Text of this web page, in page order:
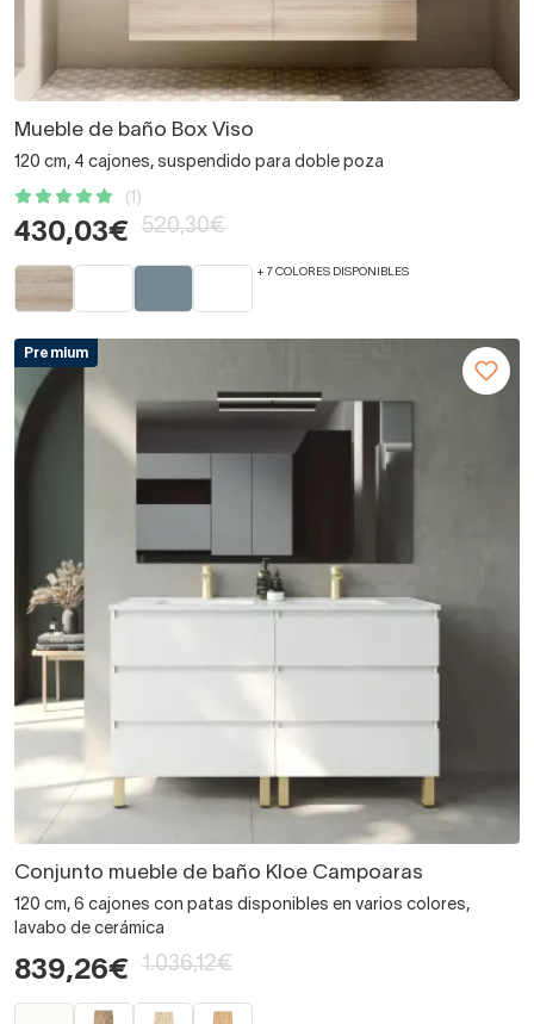
Mueble de baño Box Viso
120 cm, 4 cajones, suspendido para doble poza
(1)
430,03€ 520,30€
+ 7 COLORES DISPONIBLES
Premium
Conjunto mueble de baño Kloe Campoaras
120 cm, 6 cajones con patas disponibles en varios colores,
lavabo de cerámica
839,26€ 1.036,12€